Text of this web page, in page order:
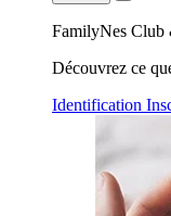
FamilyNes Club
Découvrez ce
Identification